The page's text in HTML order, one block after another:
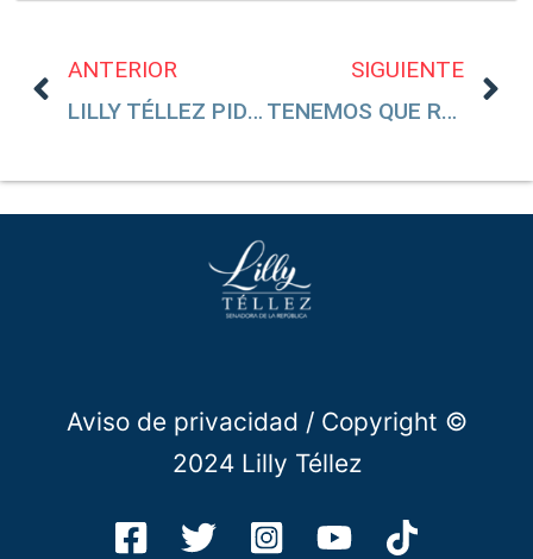
ANTERIOR
LILLY TÉLLEZ PIDE VOTAR TODO CONTRA MORENA A EMPRESARIAS SONORENSES
SIGUIENTE
TENEMOS QUE RECUPERAR TODO LO QUE NOS HAN QUITADO: LILLY TÉLLEZ
Aviso de privacidad / Copyright ©
2024 Lilly Téllez